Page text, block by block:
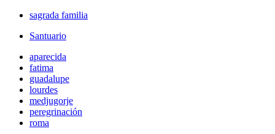
sagrada familia
Santuario
aparecida
fatima
guadalupe
lourdes
medjugorje
peregrinación
roma